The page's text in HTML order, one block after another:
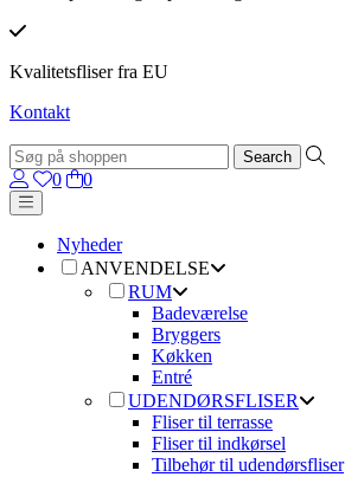
Kvalitetsfliser fra EU
Kontakt
0 0
Nyheder
ANVENDELSE
RUM
Badeværelse
Bryggers
Køkken
Entré
UDENDØRSFLISER
Fliser til terrasse
Fliser til indkørsel
Tilbehør til udendørsfliser